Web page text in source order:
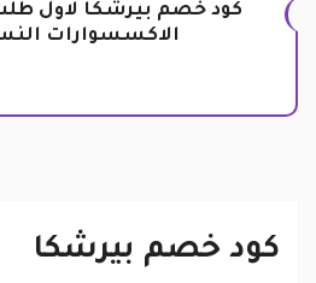
كود خصم بيرشكا لاول
الاكسسوارات
كود خصم بيرشكا